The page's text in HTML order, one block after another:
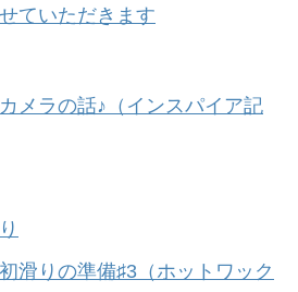
ていただきます
メラの話♪（インスパイア記
滑りの準備♯3（ホットワック